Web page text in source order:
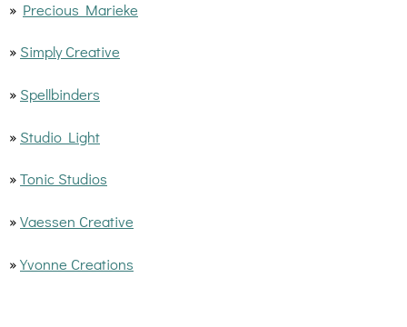
» Precious Marieke
» Simply Creative
» Spellbinders
» Studio Light
»Tonic Studios
»Vaessen Creative
»Yvonne Creations